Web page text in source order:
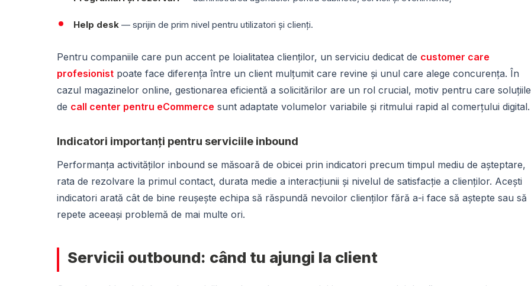
Help desk — sprijin de prim nivel pentru utilizatori și clienți.
Pentru companiile care pun accent pe loialitatea clienților, un serviciu dedicat de customer care
profesionist poate face diferența între un client mulțumit care revine și unul care alege concurența. În
cazul magazinelor online, gestionarea eficientă a solicitărilor are un rol crucial, motiv pentru care soluțiile
de call center pentru eCommerce sunt adaptate volumelor variabile și ritmului rapid al comerțului digital.
Indicatori importanți pentru serviciile inbound
Performanța activităților inbound se măsoară de obicei prin indicatori precum timpul mediu de așteptare,
rata de rezolvare la primul contact, durata medie a interacțiunii și nivelul de satisfacție a clienților. Acești
indicatori arată cât de bine reușește echipa să răspundă nevoilor clienților fără a-i face să aștepte sau să
repete aceeași problemă de mai multe ori.
Servicii outbound: când tu ajungi la client